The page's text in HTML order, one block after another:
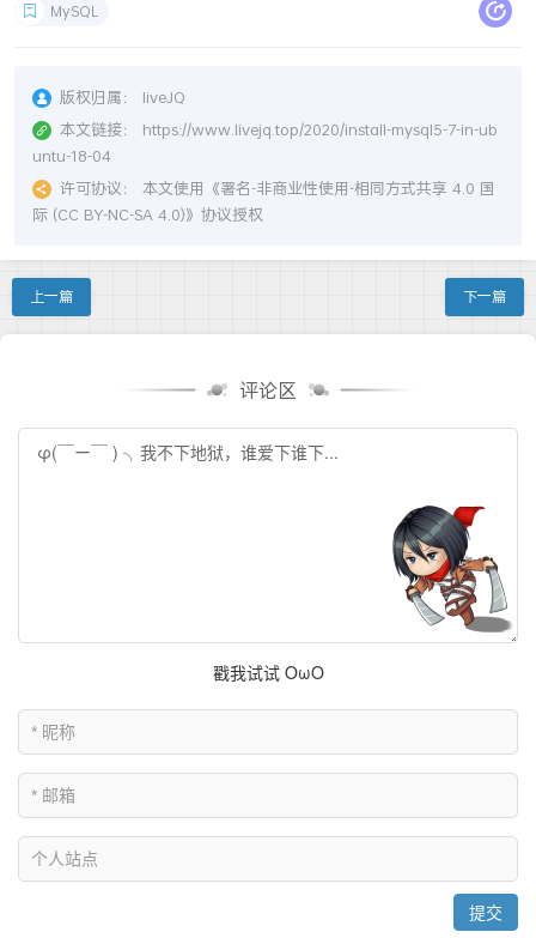
MySQL
版权归属：
liveJQ
本文链接：
https://www.livejq.top/2020/install-mysql5-7-in-ub
untu-18-04
许可协议：
本文使用《署名-非商业性使用-相同方式共享 4.0 国
际 (CC BY-NC-SA 4.0)》协议授权
上一篇 下一篇
评论区